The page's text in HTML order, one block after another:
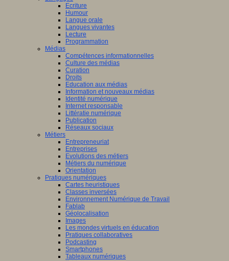
Ecriture
Humour
Langue orale
Langues vivantes
Lecture
Programmation
Médias
Compétences informationnelles
Culture des médias
Curation
Droits
Education aux médias
Information et nouveaux médias
Identité numérique
Internet responsable
Littératie numérique
Publication
Réseaux sociaux
Métiers
Entrepreneuriat
Entreprises
Evolutions des métiers
Métiers du numérique
Orientation
Pratiques numériques
Cartes heuristiques
Classes inversées
Environnement Numérique de Travail
Fablab
Géolocalisation
Images
Les mondes virtuels en éducation
Pratiques collaboratives
Podcasting
Smartphones
Tableaux numériques